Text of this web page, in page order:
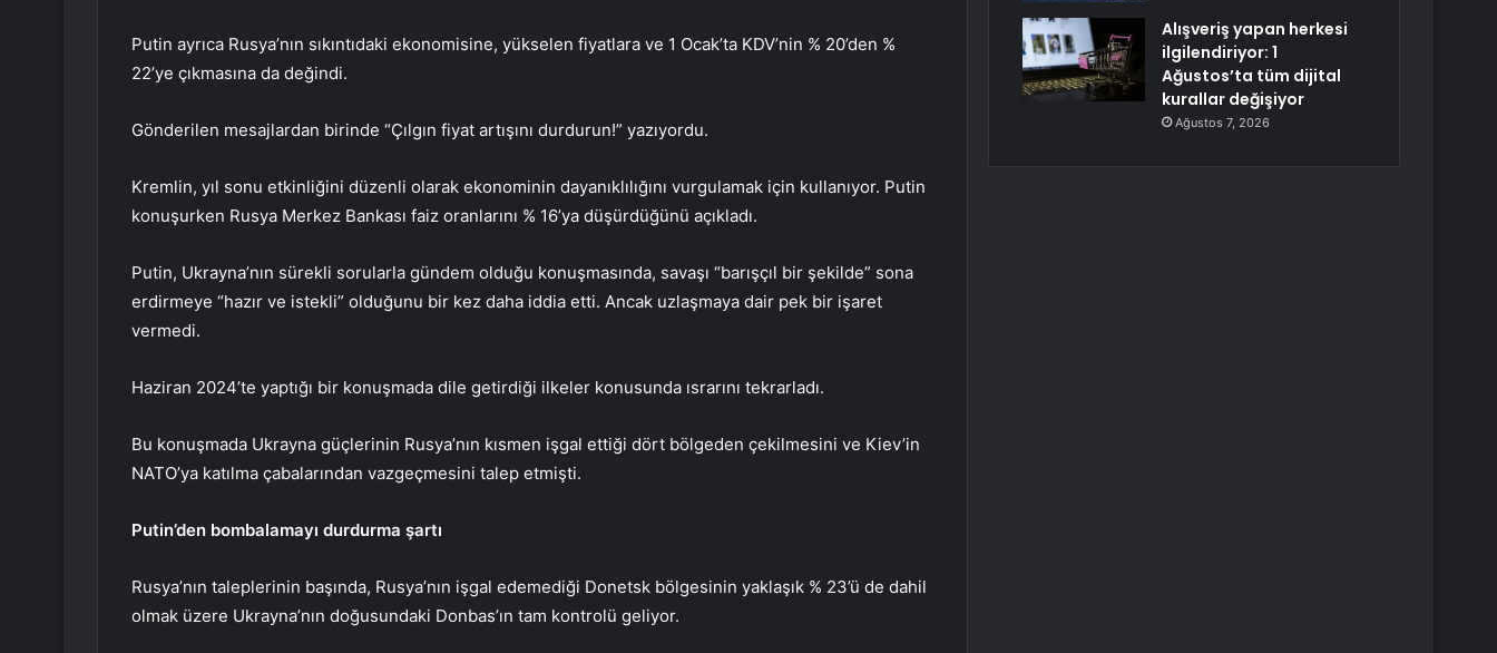
Putin ayrıca Rusya’nın sıkıntıdaki ekonomisine, yükselen fiyatlara ve 1 Ocak’ta KDV’nin % 20’den %
22’ye çıkmasına da değindi.
Gönderilen mesajlardan birinde “Çılgın fiyat artışını durdurun!” yazıyordu.
Kremlin, yıl sonu etkinliğini düzenli olarak ekonominin dayanıklılığını vurgulamak için kullanıyor. Putin
konuşurken Rusya Merkez Bankası faiz oranlarını % 16’ya düşürdüğünü açıkladı.
Putin, Ukrayna’nın sürekli sorularla gündem olduğu konuşmasında, savaşı “barışçıl bir şekilde” sona
erdirmeye “hazır ve istekli” olduğunu bir kez daha iddia etti. Ancak uzlaşmaya dair pek bir işaret
vermedi.
Haziran 2024’te yaptığı bir konuşmada dile getirdiği ilkeler konusunda ısrarını tekrarladı.
Bu konuşmada Ukrayna güçlerinin Rusya’nın kısmen işgal ettiği dört bölgeden çekilmesini ve Kiev’in
NATO’ya katılma çabalarından vazgeçmesini talep etmişti.
Putin’den bombalamayı durdurma şartı
Rusya’nın taleplerinin başında, Rusya’nın işgal edemediği Donetsk bölgesinin yaklaşık % 23’ü de dahil
olmak üzere Ukrayna’nın doğusundaki Donbas’ın tam kontrolü geliyor.
Alışveriş yapan herkesi
ilgilendiriyor: 1
Ağustos’ta tüm dijital
kurallar değişiyor
Ağustos 7, 2026